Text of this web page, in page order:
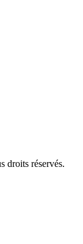
droits réservés.